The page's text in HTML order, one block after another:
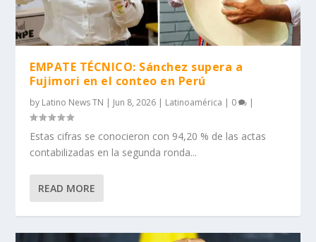
EMPATE TÉCNICO: Sánchez supera a
Fujimori en el conteo en Perú
by Latino News TN | Jun 8, 2026 | Latinoamérica | 0 |
Estas cifras se conocieron con 94,20 % de las actas
contabilizadas en la segunda ronda...
READ MORE